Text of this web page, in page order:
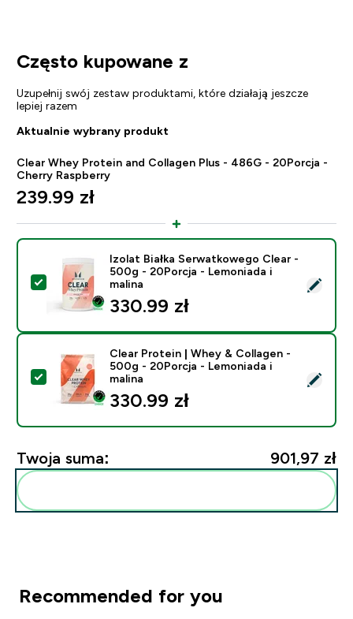
Często kupowane z
Uzupełnij swój zestaw produktami, które działają jeszcze
lepiej razem
Aktualnie wybrany produkt
Clear Whey Protein and Collagen Plus - 486G - 20Porcja -
Cherry Raspberry
239.99 zł‎
Wybierz ten produkt - Izolat Białka Serwatkowego
Izolat Białka Serwatkowego Clear -
500g - 20Porcja - Lemoniada i
malina
330.99 zł‎
Wybierz ten produkt - Clear Protein | Whey &
Clear Protein | Whey & Collagen -
500g - 20Porcja - Lemoniada i
malina
330.99 zł‎
Twoja suma: 901,97 zł‎
Recommended for you